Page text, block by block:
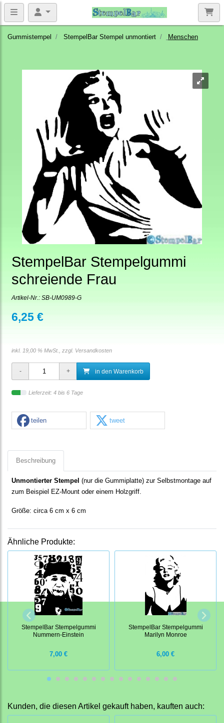
Gummistempel StempelBar Stempel unmontiert Menschen
StempelBar Stempelgummi
schreiende Frau
Artikel-Nr.: SB-UM0989-G
6,25 €
inkl. 19,00 % MwSt., zzgl. Versandkosten
in den Warenkorb
Lieferzeit: 4 bis 6 Tage
teilen tweet
Beschreibung
Unmontierter Stempel (nur die Gummiplatte) zur Selbstmontage auf
zum Beispiel EZ-Mount oder einem Holzgriff.
Größe: circa 6 cm x 6 cm
Ähnliche Produkte:
StempelBar Stempelgummi
Nummern-Einstein
7,00 €
StempelBar Stempelgummi
Marilyn Monroe
6,00 €
Kunden, die diesen Artikel gekauft haben, kauften auch: